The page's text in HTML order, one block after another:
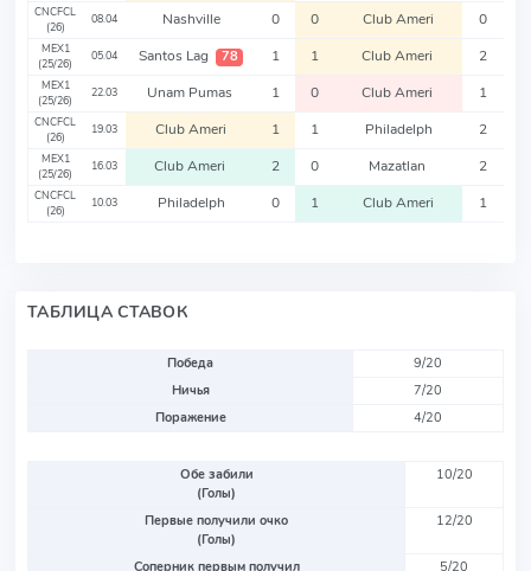
CNCFCL
(26)
08.04 Nashville 0 0 Club Ameri 0
MEX1
(25/26)
05.04 Santos Lag 78 1 1 Club Ameri 2
MEX1
(25/26)
22.03 Unam Pumas 1 0 Club Ameri 1
CNCFCL
(26)
19.03 Club Ameri 1 1 Philadelph 2
MEX1
(25/26)
16.03 Club Ameri 2 0 Mazatlan 2
CNCFCL
(26)
10.03 Philadelph 0 1 Club Ameri 1
ТАБЛИЦА СТАВОК
Победа
9/20
Ничья
7/20
Поражение
4/20
Обе забили
(Голы)
10/20
Первые получили очко
(Голы)
12/20
Соперник первым получил
5/20